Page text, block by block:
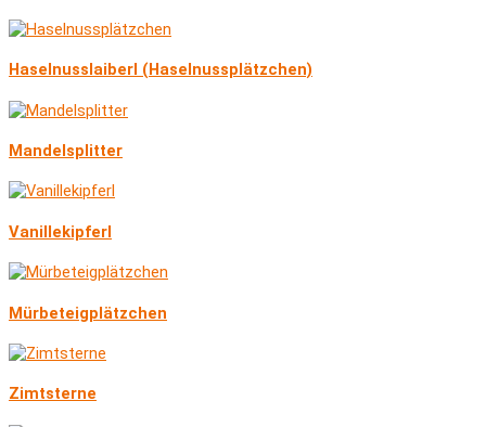
Haselnusslaiberl (Haselnussplätzchen)
Mandelsplitter
Vanillekipferl
Mürbeteigplätzchen
Zimtsterne